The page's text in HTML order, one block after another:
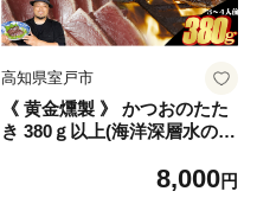
高知県室戸市
《 黄金燻製 》 かつおのたた
き 380ｇ以上(海洋深層水の塩
め合わせ 高知 真空 小分け 個
8,000円